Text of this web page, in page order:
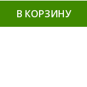
В КОРЗИНУ